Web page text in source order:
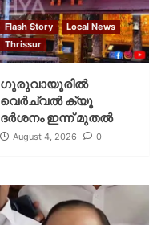
Flash Story
Local News
Thrissur
ഗുരുവായൂരില്‍
വെര്‍ച്വല്‍ ക്യൂ
ദര്‍ശനം ഇന്ന് മുതല്‍
August 4, 2026 0